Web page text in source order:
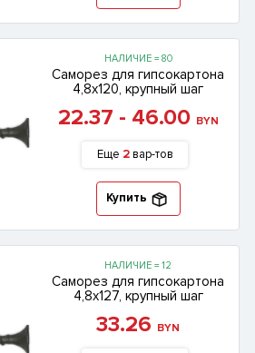
НАЛИЧИЕ = 80
Саморез для гипсокартона
4,8х120, крупный шаг
22.37 - 46.00 BYN
Еще 2 вар-тов
Купить
НАЛИЧИЕ = 12
Саморез для гипсокартона
4,8х127, крупный шаг
33.26 BYN